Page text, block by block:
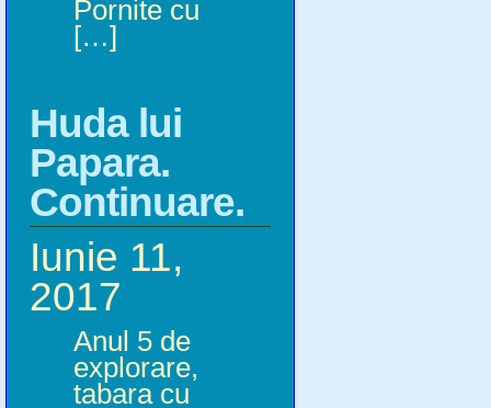
Pornite cu
[…]
Huda lui
Papara.
Continuare.
Iunie 11,
2017
Anul 5 de
explorare,
tabara cu